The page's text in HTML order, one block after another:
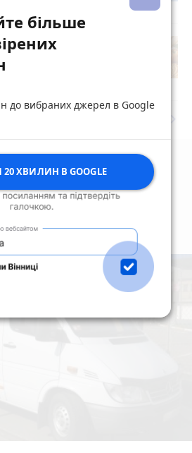
долучитися
коментують
більше
до вибраних джерел в Google
ХВИЛИН В GOOGLE